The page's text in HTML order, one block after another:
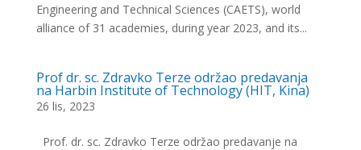
Engineering and Technical Sciences (CAETS), world
alliance of 31 academies, during year 2023, and its...
Prof dr. sc. Zdravko Terze održao predavanja
na Harbin Institute of Technology (HIT, Kina)
26 lis, 2023
Prof. dr. sc. Zdravko Terze održao predavanje na